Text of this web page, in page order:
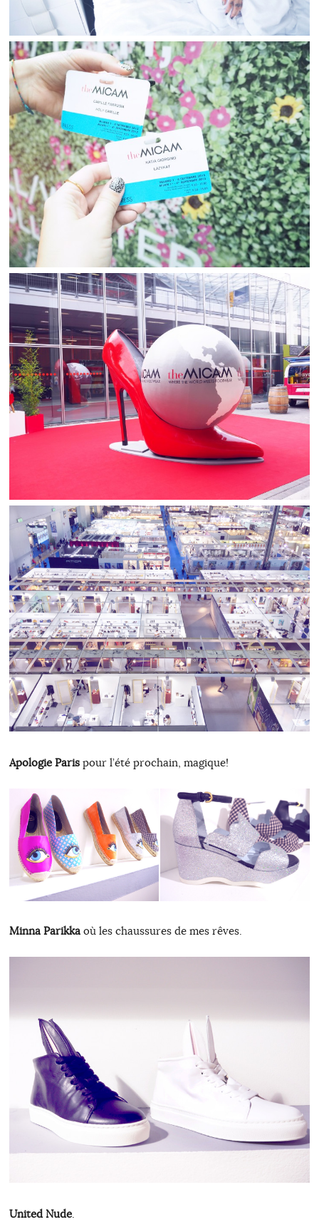
Apologie Parispour l’été prochain, magique!
Minna Parikkaoù les chaussures de mes rêves.
United Nude.